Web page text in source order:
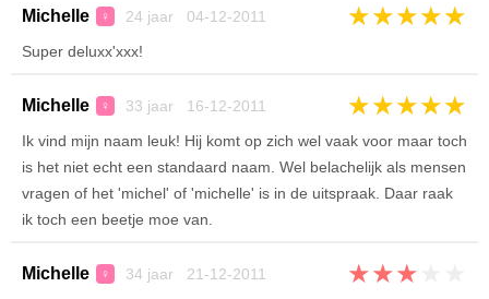
Michelle ♀ 24 jaar 04-12-2011 ★★★★★
Super deluxx'xxx!
Michelle ♀ 33 jaar 16-12-2011 ★★★★★
Ik vind mijn naam leuk! Hij komt op zich wel vaak voor maar toch
is het niet echt een standaard naam. Wel belachelijk als mensen
vragen of het 'michel' of 'michelle' is in de uitspraak. Daar raak
ik toch een beetje moe van.
Michelle ♀ 34 jaar 21-12-2011 ★★★